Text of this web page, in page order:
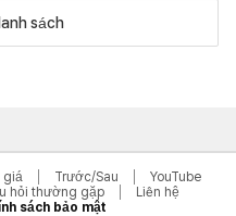
sách
giá Trước/Sau
YouTube
hỏi thường gặp
Liên hệ
sách bảo mật